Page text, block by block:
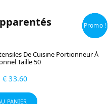
Promo !
De Cuisine Portionneur À
Taille 50
€ 33.60
PANIER
Promo !
Promo !
Promo !